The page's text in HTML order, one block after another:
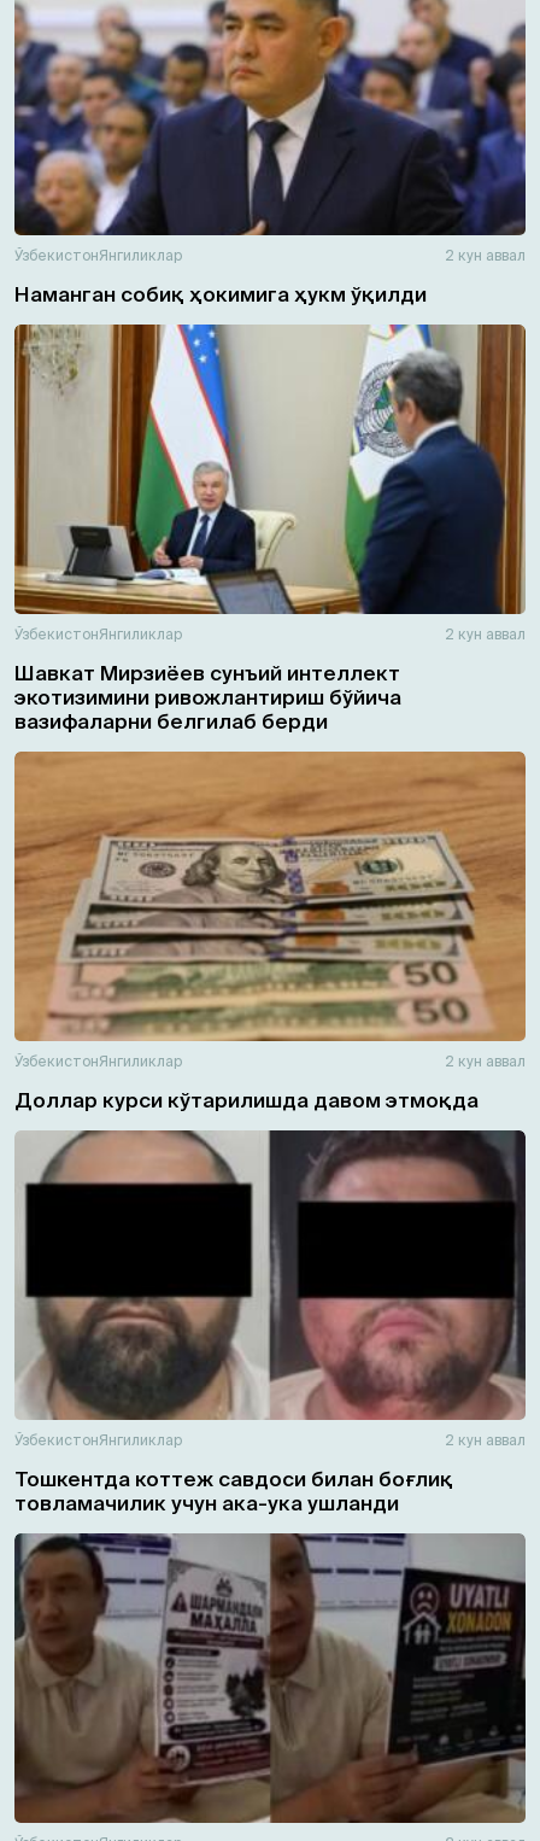
ЎзбекистонЯнгиликлар 2 кун аввал
Наманган собиқ ҳокимига ҳукм ўқилди
ЎзбекистонЯнгиликлар 2 кун аввал
Шавкат Мирзиёев сунъий интеллект
экотизимини ривожлантириш бўйича
вазифаларни белгилаб берди
ЎзбекистонЯнгиликлар 2 кун аввал
Доллар курси кўтарилишда давом этмоқда
ЎзбекистонЯнгиликлар 2 кун аввал
Тошкентда коттеж савдоси билан боғлиқ
товламачилик учун ака-ука ушланди